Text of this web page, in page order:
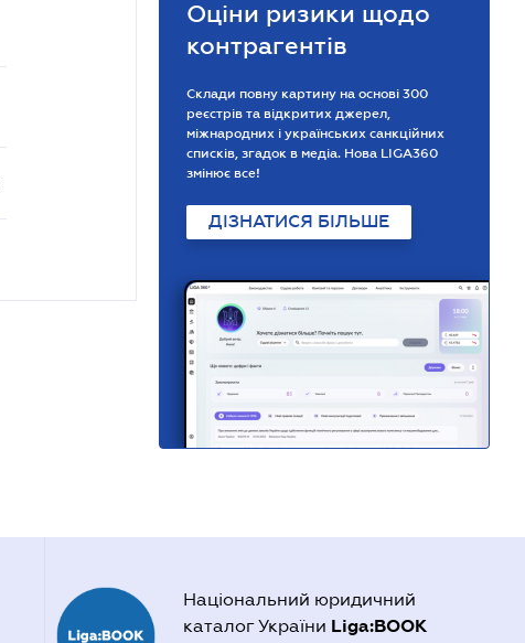
Оціни ризики щодо
контрагентів
Склади повну картину на основі 300
реєстрів та відкритих джерел,
міжнародних і українських санкційних
списків, згадок в медіа. Нова LIGA360
змінює все!
ДІЗНАТИСЯ БІЛЬШЕ
Національний юридичний
каталог України Liga:BOOK